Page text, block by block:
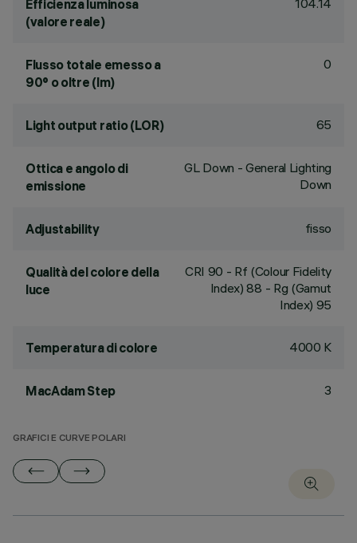
Efficienza luminosa
(valore reale)
104.14
Flusso totale emesso a
90° o oltre (lm)
0
Light output ratio (LOR) 65
Ottica e angolo di
emissione
GL Down - General Lighting
Down
Adjustability fisso
Qualità del colore della
luce
CRI 90 - Rf (Colour Fidelity
Index) 88 - Rg (Gamut
Index) 95
Temperatura di colore 4000 K
MacAdam Step 3
GRAFICI E CURVE POLARI